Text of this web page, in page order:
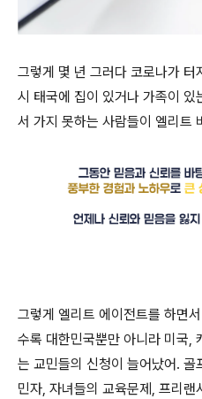
그렇게 몇 년 그러다 코로나가
시 태국에 집이 있거나 가족이 있
서 가지 못하는 사람들이 엘리트
그렇게 엘리트 에이전트를 하면
수록 대한민국뿐만 아니라 미국,
는 교민들의 신청이 늘어났어. 골
민자, 자녀들의 교육문제, 프리랜